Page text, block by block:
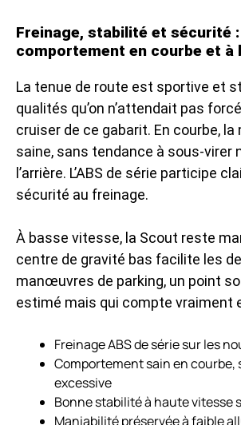
Freinage, stabilité et sécurité :
comportement en courbe et à
La tenue de route est sportive et
qualités qu’on n’attendait pas
cruiser de ce gabarit. En courbe,
saine, sans tendance à sous-virer
l’arrière. L’ABS de série participe
sécurité au freinage.
À basse vitesse, la Scout reste
centre de gravité bas facilite les
manœuvres de parking, un point
estimé mais qui compte vraiment
Freinage ABS de série sur les
Comportement sain en courbe,
excessive
Bonne stabilité à haute vitesse
Maniabilité préservée à faible